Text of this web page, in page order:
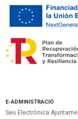
E-ADMINISTRACIÓ
Seu Electrònica